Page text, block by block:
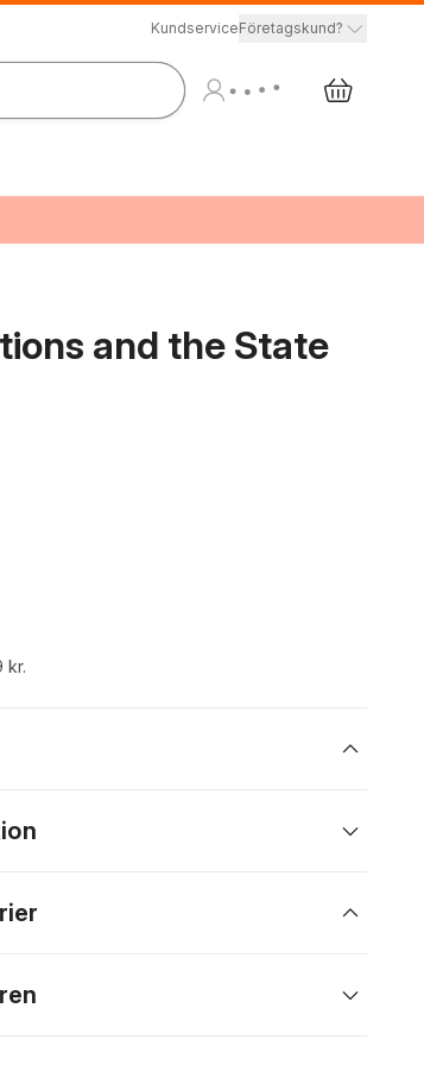
KundserviceFöretagskund?
and the State
kr.